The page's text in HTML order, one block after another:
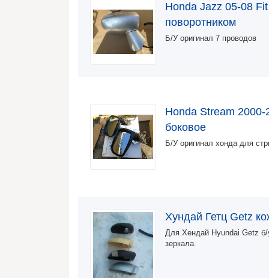
Honda Jazz 05-08
поворотником
Б/У оригинал 7 проводов
Honda Stream 2000-
боковое
Б/У оригинал хонда для
Хундай Гетц Getz
Для Хендай Hyundai Getz б/
зеркала.